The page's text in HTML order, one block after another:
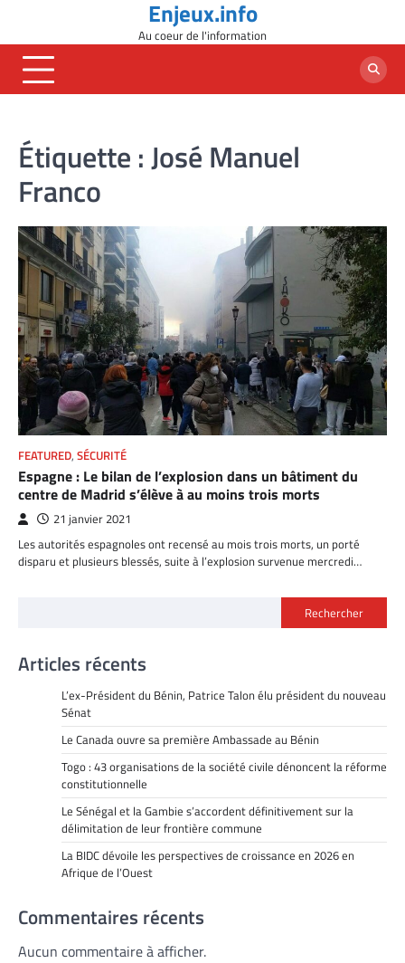
content
Enjeux.info
Au coeur de l'information
Étiquette :José Manuel
Franco
FEATURED, SÉCURITÉ
Espagne : Le bilan de l’explosion dans un bâtiment du
centre de Madrid s’élève à au moins trois morts
21 janvier 2021
Les autorités espagnoles ont recensé au mois trois morts, un porté
disparu et plusieurs blessés, suite à l’explosion survenue mercredi…
Rechercher
Articles récents
L’ex-Président du Bénin, Patrice Talon élu président du nouveau
Sénat
Le Canada ouvre sa première Ambassade au Bénin
Togo : 43 organisations de la société civile dénoncent la réforme
constitutionnelle
Le Sénégal et la Gambie s’accordent définitivement sur la
délimitation de leur frontière commune
La BIDC dévoile les perspectives de croissance en 2026 en
Afrique de l’Ouest
Commentaires récents
Aucun commentaire à afficher.